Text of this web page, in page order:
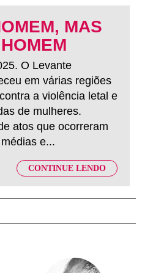
MAS
O Levante
em várias regiões
a violência letal e
de mulheres.
atos que ocorreram
e...
CONTINUE LENDO